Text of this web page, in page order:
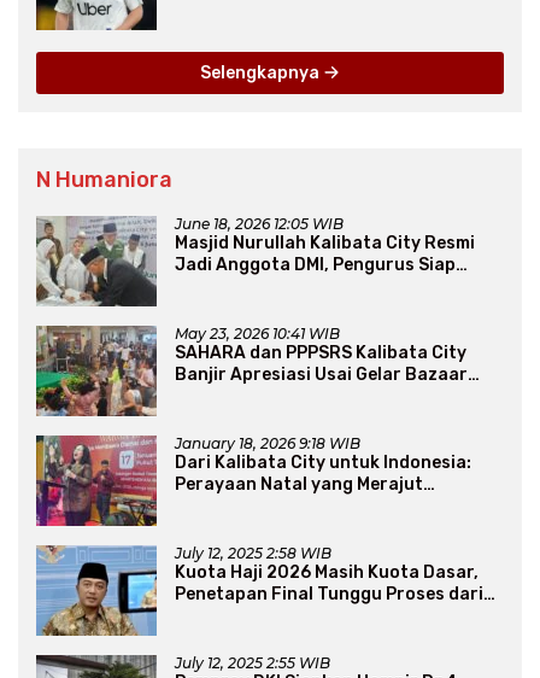
Selengkapnya
N Humaniora
June 18, 2026 12:05 WIB
Masjid Nurullah Kalibata City Resmi
Jadi Anggota DMI, Pengurus Siap
May 23, 2026 10:41 WIB
SAHARA dan PPPSRS Kalibata City
Banjir Apresiasi Usai Gelar Bazaar
January 18, 2026 9:18 WIB
Dari Kalibata City untuk Indonesia:
Perayaan Natal yang Merajut
July 12, 2025 2:58 WIB
Kuota Haji 2026 Masih Kuota Dasar,
Penetapan Final Tunggu Proses dari
July 12, 2025 2:55 WIB